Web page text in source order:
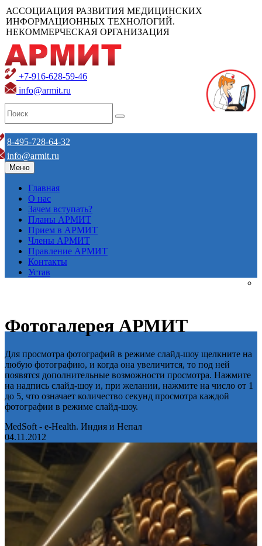
АССОЦИАЦИЯ РАЗВИТИЯ МЕДИЦИНСКИХ
ИНФОРМАЦИОННЫХ ТЕХНОЛОГИЙ.
НЕКОММЕРЧЕСКАЯ ОРГАНИЗАЦИЯ
+7-916-628-59-46
info@armit.ru
8-495-728-64-32
info@armit.ru
Меню
Главная
О нас
Зачем вступать?
Планы АРМИТ
Прием в АРМИТ
Члены АРМИТ
Правление АРМИТ
Контакты
Устав
Фотогалерея АРМИТ
Для просмотра фотографий в режиме слайд-шоу щелкните на
любую фотографию, и когда она увеличится, то под ней
появятся дополнительные возможности просмотра. Нажмите
на надпись слайд-шоу и, при желании, нажмите на число от 1
до 5, что означает количество секунд просмотра каждой
фотографии в режиме слайд-шоу.
MedSoft - e-Health. Индия и Непал
04.11.2012